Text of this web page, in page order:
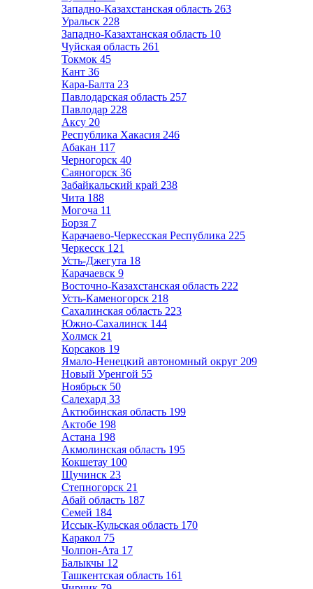
Западно-Казахстанская область 263
Уральск 228
Западно-Казахтанская область 10
Чуйская область 261
Токмок 45
Кант 36
Кара-Балта 23
Павлодарская область 257
Павлодар 228
Аксу 20
Республика Хакасия 246
Абакан 117
Черногорск 40
Саяногорск 36
Забайкальский край 238
Чита 188
Могоча 11
Борзя 7
Карачаево-Черкесская Республика 225
Черкесск 121
Усть-Джегута 18
Карачаевск 9
Восточно-Казахстанская область 222
Усть-Каменогорск 218
Сахалинская область 223
Южно-Сахалинск 144
Холмск 21
Корсаков 19
Ямало-Ненецкий автономный округ 209
Новый Уренгой 55
Ноябрьск 50
Салехард 33
Актюбинская область 199
Актобе 198
Астана 198
Акмолинская область 195
Кокшетау 100
Щучинск 23
Степногорск 21
Абай область 187
Семей 184
Иссык-Кульская область 170
Каракол 75
Чолпон-Ата 17
Балыкчы 12
Ташкентская область 161